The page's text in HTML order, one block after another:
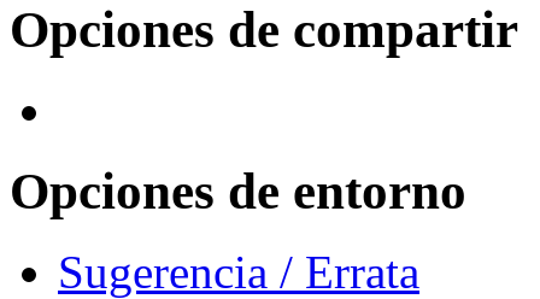
Opciones de compartir
Opciones de entorno
Sugerencia / Errata